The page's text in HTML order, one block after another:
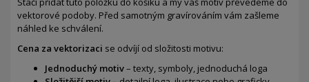
vektorové podoby. Před samotným gravírováním vám zašleme
náhled ke schválení.
Cena za vektorizaci se odvíjí od složitosti motivu:
Jednoduchý motiv– texty, symboly, jednoduchá loga